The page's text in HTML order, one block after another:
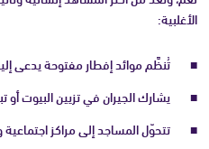
الأغلبية:
تُنظَّم موائد إفطار مفتوحة يدعى
يشارك الجيران في تزيين البيوت أو
تتحوّل المساجد إلى مراكز